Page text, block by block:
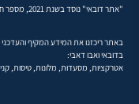
"אתר דובאי" נוסד בשנת 2021, מספר חודשים לאחר חתימה על הסכם אברהם.
באתר ריכזנו את המידע המקיף
בדובאי ואבו דאבי:
אטרקציות, מסעדות, מלונות, טיסות,